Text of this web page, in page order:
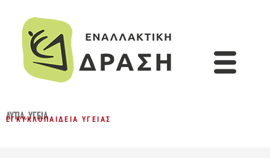
ΑΥΤΙΆ,ΥΓΕΊΑ
ΕΓΚΥΚΛΟΠΑΊΔΕΙΑ ΥΓΕΊΑΣ